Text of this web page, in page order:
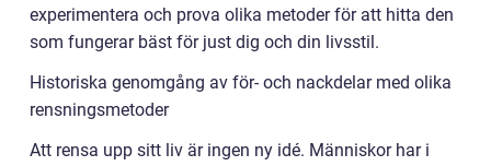
experimentera och prova olika metoder för att hitta den
som fungerar bäst för just dig och din livsstil.
Historiska genomgång av för- och nackdelar med olika
rensningsmetoder
Att rensa upp sitt liv är ingen ny idé. Människor har i